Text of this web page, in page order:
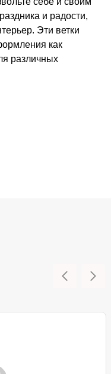
и радости,
Эти ветки
как
различных